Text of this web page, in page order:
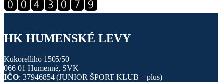
HK HUMENSKÉ LEVY
Kukorelliho 1505/50
066 01 Humenné, SVK
IČO: 37946854 (JUNIOR ŠPORT KLUB – plus)